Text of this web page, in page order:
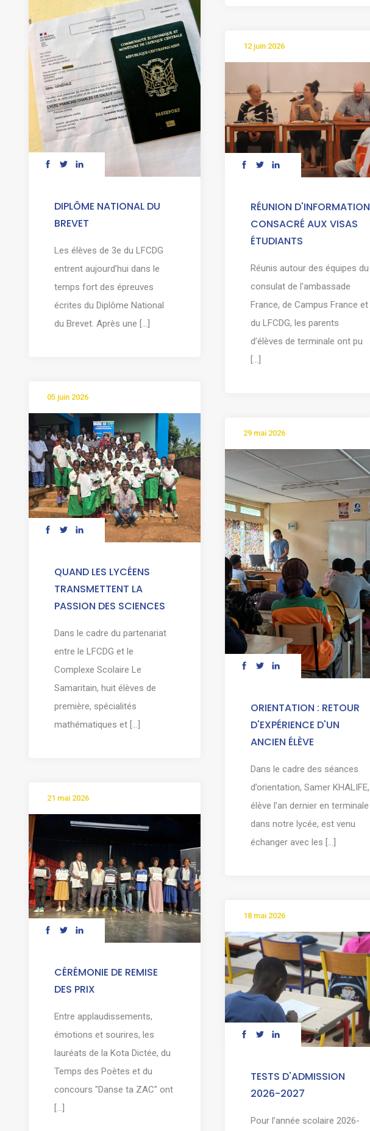
DIPLÔME NATIONAL DU
BREVET
Les élèves de 3e du LFCDG
entrent aujourd’hui dans le
temps fort des épreuves
écrites du Diplôme National
du Brevet. Après une [...]
12 juin 2026
RÉUNION D'INFORMATION
CONSACRÉ AUX VISAS
ÉTUDIANTS
Réunis autour des équipes du
consulat de l'ambassade
France, de Campus France et
du LFCDG, les parents
d’élèves de terminale ont pu
[...]
05 juin 2026
QUAND LES LYCÉENS
TRANSMETTENT LA
PASSION DES SCIENCES
Dans le cadre du partenariat
entre le LFCDG et le
Complexe Scolaire Le
Samaritain, huit élèves de
première, spécialités
mathématiques et [...]
29 mai 2026
ORIENTATION : RETOUR
D'EXPÉRIENCE D'UN
ANCIEN ÉLÈVE
Dans le cadre des séances
d’orientation, Samer KHALIFE,
élève l’an dernier en terminale
dans notre lycée, est venu
échanger avec les [...]
21 mai 2026
CÉRÉMONIE DE REMISE
DES PRIX
Entre applaudissements,
émotions et sourires, les
lauréats de la Kota Dictée, du
Temps des Poètes et du
concours "Danse ta ZAC" ont
[...]
18 mai 2026
TESTS D'ADMISSION
2026-2027
Pour l’année scolaire 2026-